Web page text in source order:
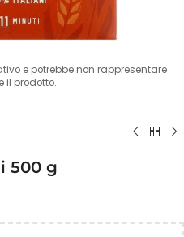
e potrebbe non rappresentare
il prodotto.
500 g